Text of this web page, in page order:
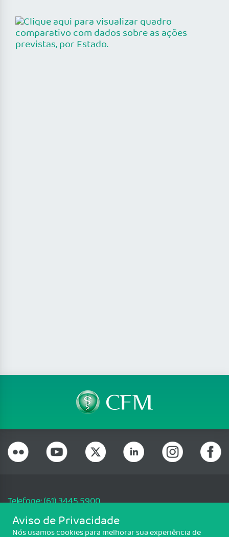
Telefone: (61) 3445 5900
Email: cfm@portalmedico.org.br
SGAS 616, Conjunto D, Lote 115, L2 Sul, Brasília/DF - CEP: 70200-760 -
Aviso de Privacidade
Nós usamos cookies para melhorar sua experiência de